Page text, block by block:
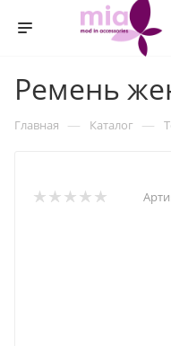
Ремень
Главная — Каталог —